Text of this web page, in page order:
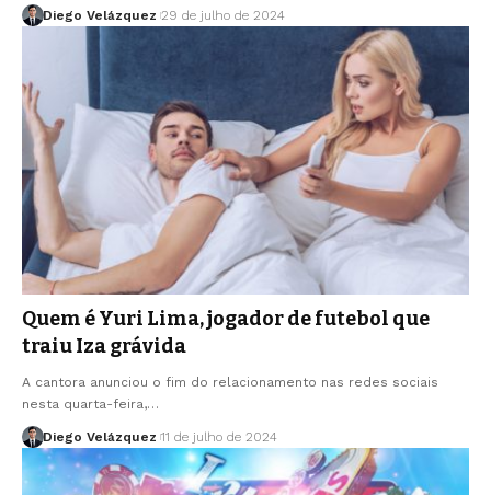
Diego Velázquez 29 de julho de 2024
Quem é Yuri Lima, jogador de futebol que
traiu Iza grávida
A cantora anunciou o fim do relacionamento nas redes sociais
nesta quarta-feira,…
Diego Velázquez 11 de julho de 2024